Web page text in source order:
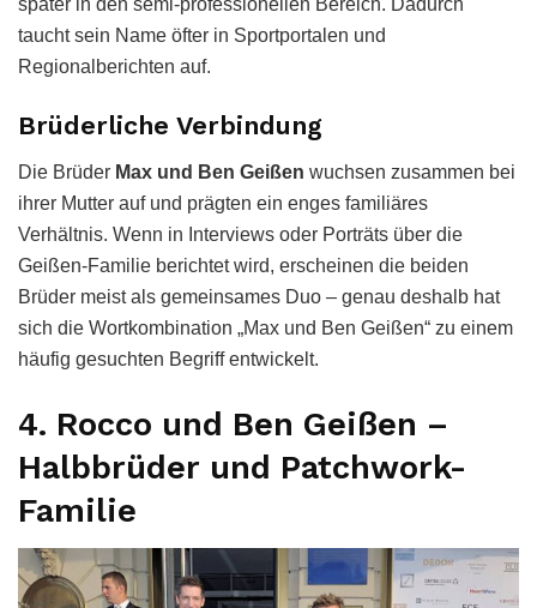
taucht sein Name öfter in Sportportalen und
Regionalberichten auf.
Brüderliche Verbindung
Die Brüder Max und Ben Geißen wuchsen zusammen bei
ihrer Mutter auf und prägten ein enges familiäres
Verhältnis. Wenn in Interviews oder Porträts über die
Geißen-Familie berichtet wird, erscheinen die beiden
Brüder meist als gemeinsames Duo – genau deshalb hat
sich die Wortkombination „Max und Ben Geißen“ zu einem
häufig gesuchten Begriff entwickelt.
4. Rocco und Ben Geißen –
Halbbrüder und Patchwork-
Familie